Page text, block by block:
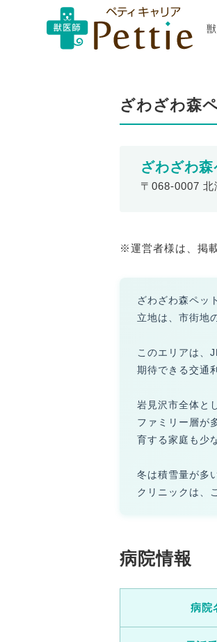
ざわざわ森
ざわざわ
〒068-0007 北
※運営者様は、掲
ざわざわ森ペッ
立地は、市街地
このエリアは、
期待できる交通
岩見沢市全体と
ファミリー層が
育する家庭も少
冬は積雪量が多
クリニックは、
病院情報
病院